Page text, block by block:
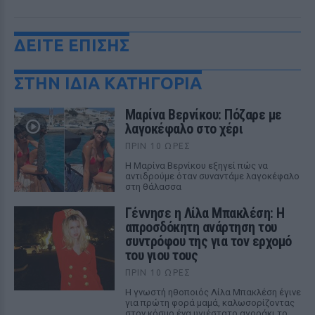
ΔΕΙΤΕ ΕΠΙΣΗΣ
ΣΤΗΝ ΙΔΙΑ ΚΑΤΗΓΟΡΙΑ
Μαρίνα Βερνίκου: Πόζαρε με
λαγοκέφαλο στο χέρι
ΠΡΙΝ 10 ΏΡΕΣ
Η Μαρίνα Βερνίκου εξηγεί πώς να
αντιδρούμε όταν συναντάμε λαγοκέφαλο
στη θάλασσα
Γέννησε η Λίλα Μπακλέση: Η
απροσδόκητη ανάρτηση του
συντρόφου της για τον ερχομό
του γιου τους
ΠΡΙΝ 10 ΏΡΕΣ
Η γνωστή ηθοποιός Λίλα Μπακλέση έγινε
για πρώτη φορά μαμά, καλωσορίζοντας
στον κόσμο ένα υγιέστατο αγοράκι το